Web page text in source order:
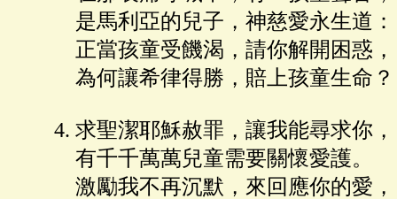
是馬利亞的兒子，神慈愛永生道：
正當孩童受饑渴，請你解開困惑，
為何讓希律得勝，賠上孩童生命？
求聖潔耶穌赦罪，讓我能尋求你，
有千千萬萬兒童需要關懷愛護。
激勵我不再沉默，來回應你的愛，